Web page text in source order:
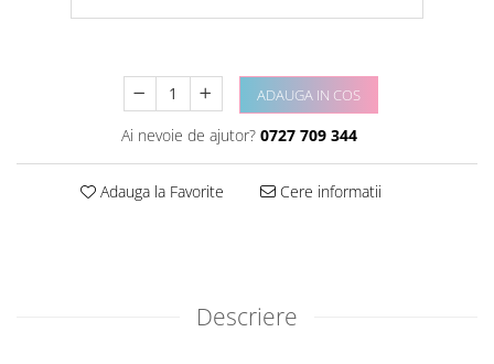
ADAUGA IN COS
Ai nevoie de ajutor? 0727 709 344
Adauga la Favorite Cere informatii
Descriere